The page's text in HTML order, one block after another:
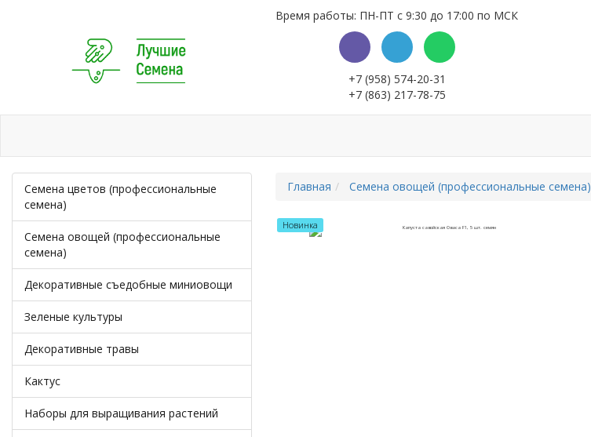
Время работы: ПН-ПТ с 9:30 до 17:00 по МСК
+7 (958) 574-20-31
+7 (863) 217-78-75
Семена цветов (профессиональные
семена)
Семена овощей (профессиональные
семена)
Декоративные съедобные миниовощи
Зеленые культуры
Декоративные травы
Кактус
Наборы для выращивания растений
Главная Семена овощей (профессиональные семена)
Новинка